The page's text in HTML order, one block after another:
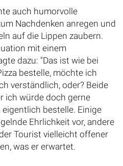
auch humorvolle
Nachdenken anregen und
auf die Lippen zaubern.
mit einem
dazu: "Das ist wie bei
bestelle, möchte ich
verständlich, oder? Beide
ich würde doch gerne
bestelle. Einige
Ehrlichkeit vor, andere
Tourist vielleicht offener
was er erwartet.